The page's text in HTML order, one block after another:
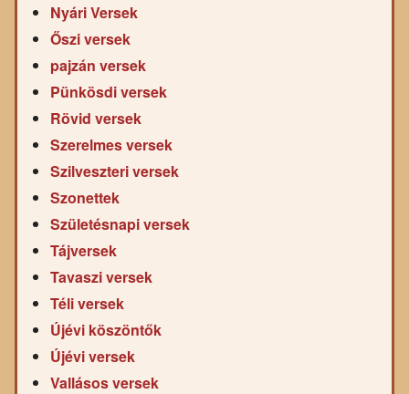
Nyári Versek
Őszi versek
pajzán versek
Pünkösdi versek
Rövid versek
Szerelmes versek
Szilveszteri versek
Szonettek
Születésnapi versek
Tájversek
Tavaszi versek
Téli versek
Újévi köszöntők
Újévi versek
Vallásos versek